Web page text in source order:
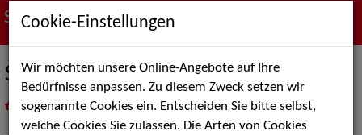
Suche nach Künstler*innen
Sven Tillmann
als PDF speichern
inMeine Merklistelegen
Cookie-Einstellungen
Wir möchten unsere Online-Angebote auf Ihre
Bedürfnisse anpassen. Zu diesem Zweck setzen wir
sogenannte Cookies ein. Entscheiden Sie bitte selbst,
welche Cookies Sie zulassen. Die Arten von Cookies